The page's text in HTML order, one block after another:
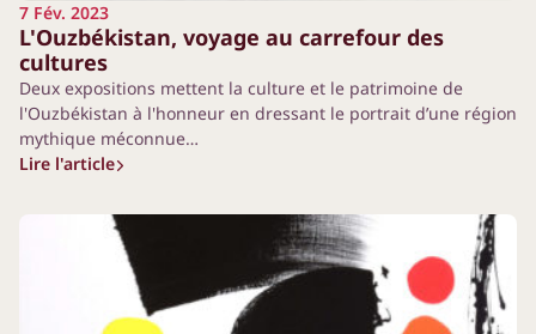
7 Fév. 2023
L'Ouzbékistan, voyage au carrefour des
cultures
Deux expositions mettent la culture et le patrimoine de
l'Ouzbékistan à l'honneur en dressant le portrait d’une région
mythique méconnue…
Lire l'article